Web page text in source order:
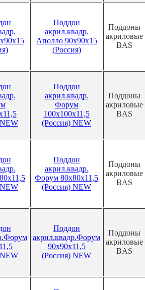
Поддон
акрил.квадр.
Аполло 90х90х15
(Россия)
Поддоны
акриловые
BAS
Поддон
акрил.квадр.
Форум
100х100х11,5
(Россия) NEW
Поддоны
акриловые
BAS
Поддон
акрил.квадр.
Форум 80х80х11,5
(Россия) NEW
Поддоны
акриловые
BAS
Поддон
акрил.квадр.Форум
90х90х11,5
(Россия) NEW
Поддоны
акриловые
BAS